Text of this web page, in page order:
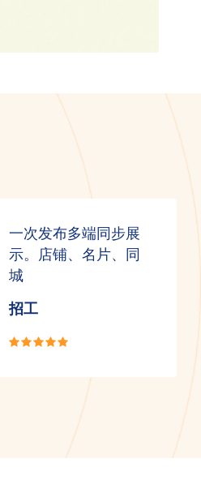
一次发布多端同步展
示。店铺、名片、同
城
招工